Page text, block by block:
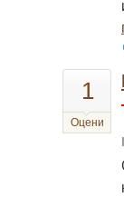
1
Оцени